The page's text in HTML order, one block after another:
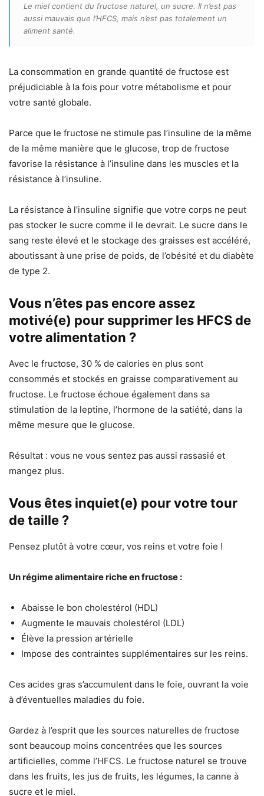
Le miel contient du fructose naturel, un sucre. Il n’est pas
aussi mauvais que l’HFCS, mais n’est pas totalement un
aliment santé.
La consommation en grande quantité de fructose est
préjudiciable à la fois pour votre métabolisme et pour
votre santé globale.
Parce que le fructose ne stimule pas l’insuline de la même
de la même manière que le glucose, trop de fructose
favorise la résistance à l’insuline dans les muscles et la
résistance à l’insuline.
La résistance à l’insuline signifie que votre corps ne peut
pas stocker le sucre comme il le devrait. Le sucre dans le
sang reste élevé et le stockage des graisses est accéléré,
aboutissant à une prise de poids, de l’obésité et du diabète
de type 2.
Vous n’êtes pas encore assez
motivé(e) pour supprimer les HFCS de
votre alimentation ?
Avec le fructose, 30 % de calories en plus sont
consommés et stockés en graisse comparativement au
fructose. Le fructose échoue également dans sa
stimulation de la leptine, l’hormone de la satiété, dans la
même mesure que le glucose.
Résultat : vous ne vous sentez pas aussi rassasié et
mangez plus.
Vous êtes inquiet(e) pour votre tour
de taille ?
Pensez plutôt à votre cœur, vos reins et votre foie !
Un régime alimentaire riche en fructose :
Abaisse le bon cholestérol (HDL)
Augmente le mauvais cholestérol (LDL)
Élève la pression artérielle
Impose des contraintes supplémentaires sur les reins.
Ces acides gras s’accumulent dans le foie, ouvrant la voie
à d’éventuelles maladies du foie.
Gardez à l’esprit que les sources naturelles de fructose
sont beaucoup moins concentrées que les sources
artificielles, comme l’HFCS. Le fructose naturel se trouve
dans les fruits, les jus de fruits, les légumes, la canne à
sucre et le miel.